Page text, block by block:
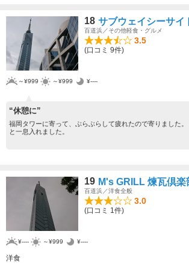
18 サブウェイシーサイ
百道浜／その他軽食・グルメ
3.5
(口コミ 9件)
～¥999 ～¥999 ¥----
“休憩に”
福岡タワーに寄って、ぶらぶらして疲れたので寄りました
と一息入れました。
19 M's GRILL 煉瓦倶楽
百道浜／洋食全般
3.0
(口コミ 1件)
¥---- ～¥999 ¥----
洋食